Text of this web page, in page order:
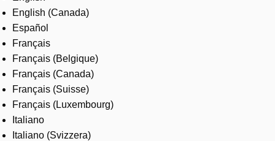
English (Canada)
Español
Français
Français (Belgique)
Français (Canada)
Français (Suisse)
Français (Luxembourg)
Italiano
Italiano (Svizzera)